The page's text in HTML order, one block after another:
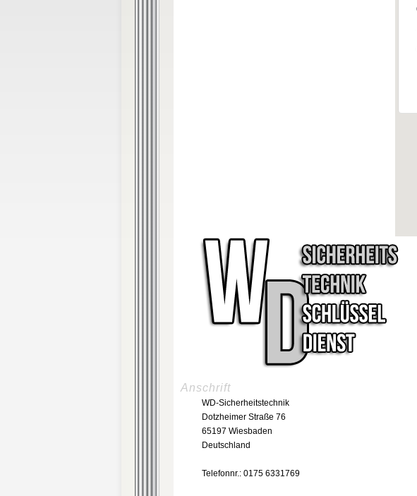
Anschrift
WD-Sicherheitstechnik
Dotzheimer Straße 76
65197 Wiesbaden
Deutschland
Telefonnr.: 0175 6331769